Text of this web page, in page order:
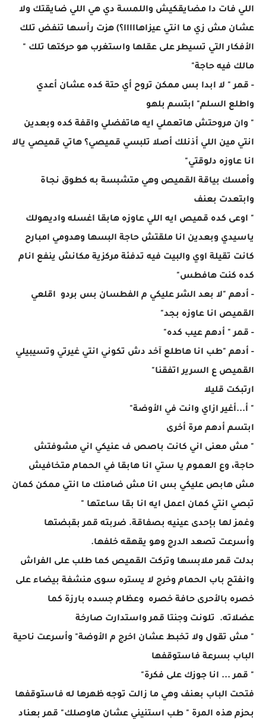
اللي فات دا مضايقكيش واللمسة دي هي اللي ضايقتك ولا
عشان مش زي ما انتي عيزاهااااا؟) هزت رأسها تنفض تلك
الأفكار التي تسيطر على عقلها واستغرب هو حركتها تلك "
مالك فيه حاجة"
- قمر " لا ابدا بس ممكن تروح أي حتة كده عشان أعدي
واطلع السلم" ابتسم بلهو
" وان مروحتش هاتعملي ايه هاتفضلي واقفة كده وبعدين
انتي مين اللي أذنلك أصلا تلبسي قميصي؟ هاتي قميصي يالا
انا عاوزه دلوقتي"
وأمسك بياقة القميص وهي متشبسة به كطوق نجاة
وابتعدت بعنف
" اوعى كده قميص ايه اللي عاوزه هابقا اغسله واديهولك
ياسيدي وبعدين انا ملقتش حاجة البسها وهدومي امبارح
كانت تقيلة اوي والبيت فيه تدفئة مركزية مكانش ينفع انام
كده كنت هافطس"
- أدهم "لا بعد الشر عليكي م الفطسان بس بردو اقلعي
القميص انا عاوزه بجد"
- قمر " أدهم عيب كده"
- أدهم "طب انا هاطلع آخد دش تكوني انتي غيرتي وتسيبيلي
القميص ع السرير اتفقنا"
ارتبكت قليلا
" أ...أغير ازاي وانت في الأوضة"
ابتسم أدهم مرة أخرى
" مش معنى اني كانت باصص ف عنيكي اني مشوفتش
حاجة، وع العموم يا ستي انا هابقا في الحمام متخافيش
مش هابص عليكي بس انا مش ضامنك ما انتي ممكن كمان
تبصي انتي كمان اعمل ايه انا بقا ساعتها "
وغمز لها بإحدى عينيه بصفاقة. ضربته قمر بقبضتها
وأسرعت تصعد الدرج وهو يقهقه خلفها.
بدلت قمر ملابسها وتركت القميص كما طلب على الفراش
وانفتح باب الحمام وخرج لا يستره سوى منشفة بيضاء على
خصره بالأحرى حافة خصره وعظام جسده بارزة كما
عضلاته. تلونت وجنتا قمر واستدارت صارخة
" مش تقول ولا تخبط عشان اخرج م الأوضة" وأسرعت ناحية
الباب بسرعة فاستوقفها
" قمر ... انا جوزك على فكرة"
فتحت الباب بعنف وهي ما زالت توجه ظهرها له فاستوقفها
بحزم هذه المرة " طب استنيني عشان هاوصلك" قمر بعناد